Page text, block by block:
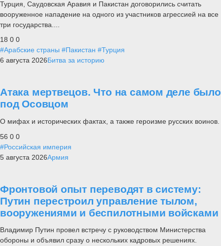
Турция, Саудовская Аравия и Пакистан договорились считать
вооруженное нападение на одного из участников агрессией на все
три государства....
18 0 0
#Арабские страны #Пакистан #Турция
6 августа 2026Битва за историю
Атака мертвецов. Что на самом деле было
под Осовцом
О мифах и исторических фактах, а также героизме русских воинов.
56 0 0
#Российская империя
5 августа 2026Армия
Фронтовой опыт переводят в систему:
Путин перестроил управление тылом,
вооружениями и беспилотными войсками
Владимир Путин провел встречу с руководством Министерства
обороны и объявил сразу о нескольких кадровых решениях.